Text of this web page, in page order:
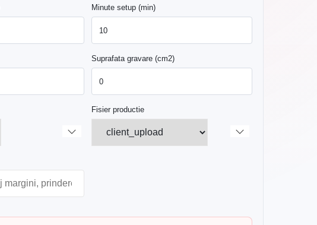
Minute setup (min)
Suprafata gravare (cm2)
Fisier productie